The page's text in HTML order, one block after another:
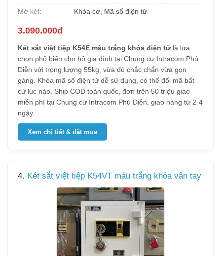
Mở két: Khóa cơ, Mã số điện tử
3.090.000đ
Két sắt việt tiệp K54E màu trắng khóa điện tửlà lựa
chọn phổ biến cho hộ gia đình tại Chung cư Intracom Phú
Diễn với trọng lượng 55kg, vừa đủ chắc chắn vừa gọn
gàng. Khóa mã số điện tử dễ sử dụng, có thể đổi mã bất
cứ lúc nào. Ship COD toàn quốc, đơn trên 50 triệu giao
miễn phí tại Chung cư Intracom Phú Diễn, giao hàng từ 2-4
ngày.
Xem chi tiết & đặt mua
4. Két sắt việt tiệp K54VT màu trắng khóa vân tay